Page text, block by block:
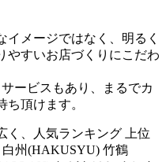
メージではなく、明るく
やすいお店づくりにこだわ
ービスもあり、まるでカ
頂けます。
く、人気ランキング 上位
州(HAKUSYU) 竹鶴